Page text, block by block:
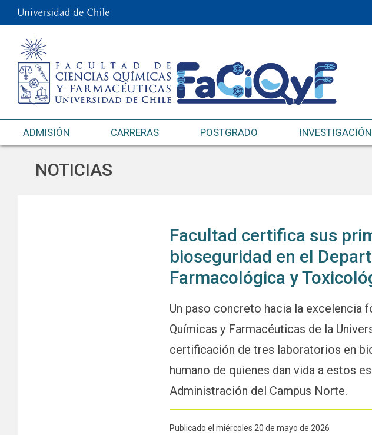
ADMISIÓN CARRERAS POSTGRADO INVESTIGACIÓN
NOTICIAS
Facultad certifica sus
bioseguridad en el
Farmacológica y
Un paso concreto hacia la excelencia
Químicas y Farmacéuticas de la
certificación de tres laboratorios en
humano de quienes dan vida a estos
Administración del Campus Norte.
Publicado el miércoles 20 de mayo de 2026